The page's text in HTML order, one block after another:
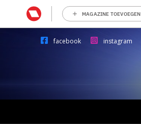
MAGAZINE TOEVOEGEN
facebook instagram